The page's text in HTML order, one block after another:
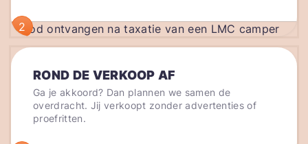
2
ROND DE VERKOOP AF
Ga je akkoord? Dan plannen we samen de
overdracht. Jij verkoopt zonder advertenties of
proefritten.